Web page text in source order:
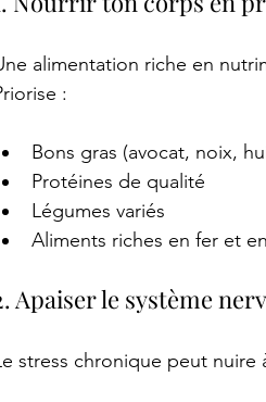
alimentation riche en
:
Bons gras (avocat, noix,
Protéines de qualité
Légumes variés
Aliments riches en fer et
Apaiser le système
stress chronique peut nuire